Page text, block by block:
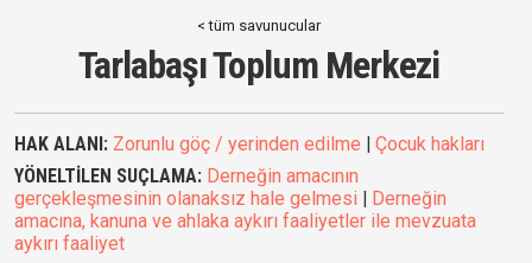
< tüm savunucular
Tarlabaşı Toplum Merkezi
HAK ALANI: Zorunlu göç / yerinden edilme
Çocuk hakları
YÖNELTİLEN SUÇLAMA: Derneğin amacının
gerçekleşmesinin olanaksız hale gelmesi
Derneğin
amacına, kanuna ve ahlaka aykırı faaliyetler ile mevzuata
aykırı faaliyet